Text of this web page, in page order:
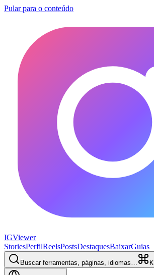
Pular para o conteúdo
IGViewer
StoriesPerfilReelsPostsDestaquesBaixarGuias
Buscar ferramentas, páginas, idiomas… K